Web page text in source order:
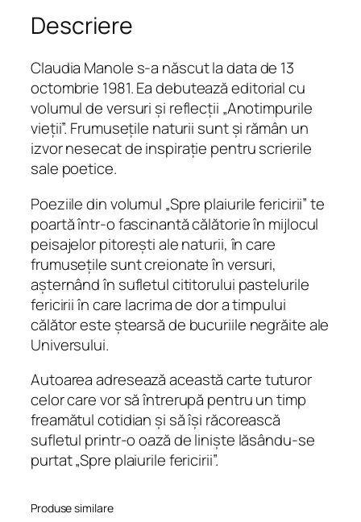
p
a
i
u
r
i
l
f
e
r
i
c
i
r
i
Descriere
Claudia Manole s-a născut la data de 13
octombrie 1981. Ea debutează editorial cu
volumul de versuri și reflecții „Anotimpurile
vieții”. Frumusețile naturii sunt și rămân un
izvor nesecat de inspirație pentru scrierile
sale poetice.
Poeziile din volumul „Spre plaiurile fericirii” te
poartă într-o fascinantă călătorie în mijlocul
peisajelor pitorești ale naturii, în care
frumusețile sunt creionate în versuri,
așternând în sufletul cititorului pastelurile
fericirii în care lacrima de dor a timpului
călător este ștearsă de bucuriile negrăite ale
Universului.
Autoarea adresează această carte tuturor
celor care vor să întrerupă pentru un timp
freamătul cotidian și să își răcorească
sufletul printr-o oază de liniște lăsându-se
purtat „Spre plaiurile fericirii”.
Produse similare